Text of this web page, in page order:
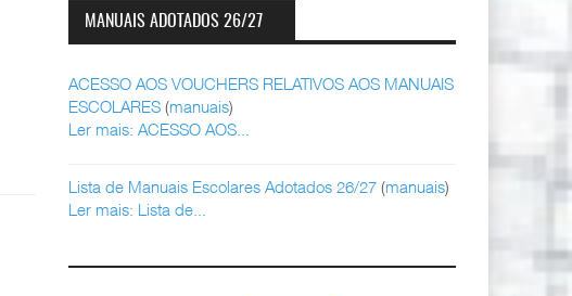
MANUAIS ADOTADOS 26/27
ACESSO AOS VOUCHERS RELATIVOS AOS MANUAIS
ESCOLARES (manuais)
Ler mais: ACESSO AOS...
Lista de Manuais Escolares Adotados 26/27 (manuais)
Ler mais: Lista de...